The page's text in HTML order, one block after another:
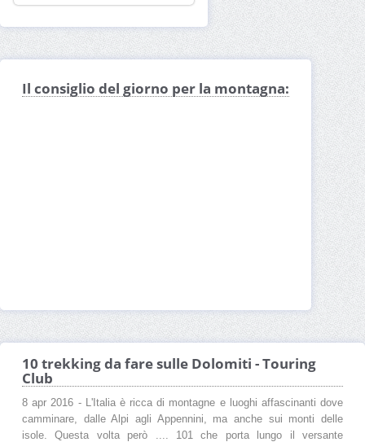
Il consiglio del giorno per la montagna:
10 trekking da fare sulle Dolomiti - Touring
Club
8 apr 2016 - L'Italia è ricca di montagne e luoghi affascinanti dove
camminare, dalle Alpi agli Appennini, ma anche sui monti delle
isole. Questa volta però .... 101 che porta lungo il versante